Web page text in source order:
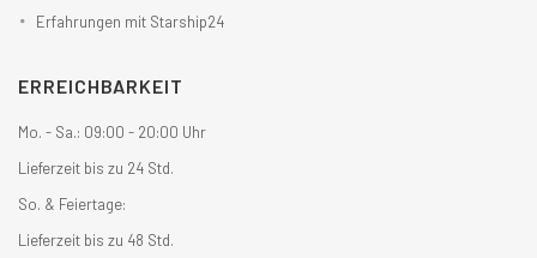
Erfahrungen mit Starship24
ERREICHBARKEIT
Mo. - Sa.: 09:00 - 20:00 Uhr
Lieferzeit bis zu 24 Std.
So. & Feiertage:
Lieferzeit bis zu 48 Std.